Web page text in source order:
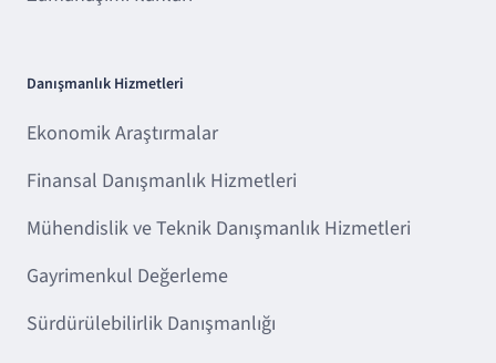
Danışmanlık Hizmetleri
Ekonomik Araştırmalar
Finansal Danışmanlık Hizmetleri
Mühendislik ve Teknik Danışmanlık Hizmetleri
Gayrimenkul Değerleme
Sürdürülebilirlik Danışmanlığı